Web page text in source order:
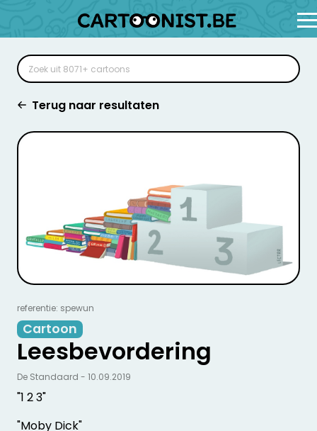
Terug naar resultaten
referentie: spewun
Cartoon
Leesbevordering
"1 2 3"
"Moby Dick"
De Standaard - 10.09.2019